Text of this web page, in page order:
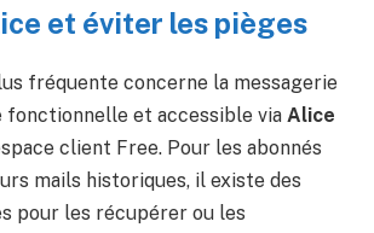
et éviter les pièges
fréquente concerne la messagerie
fonctionnelle et accessible via Alice
client Free. Pour les abonnés
mails historiques, il existe des
pour les récupérer ou les